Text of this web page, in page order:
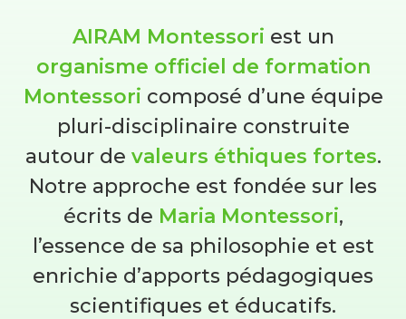
AIRAM Montessori est un
organisme officiel de formation
Montessori composé d’une équipe
pluri-disciplinaire construite
autour de valeurs éthiques fortes.
Notre approche est fondée sur les
écrits de Maria Montessori,
l’essence de sa philosophie et est
enrichie d’apports pédagogiques
scientifiques et éducatifs.